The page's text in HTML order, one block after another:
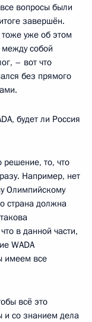
вопросы были
завершён.
тоже уже об этом
собой
– вот что
без прямого
будет ли Россия
решение, то, что
Например, нет
Олимпийскому
страна должна
в данной части,
WADA
имеем все
всё это
и со знанием дела